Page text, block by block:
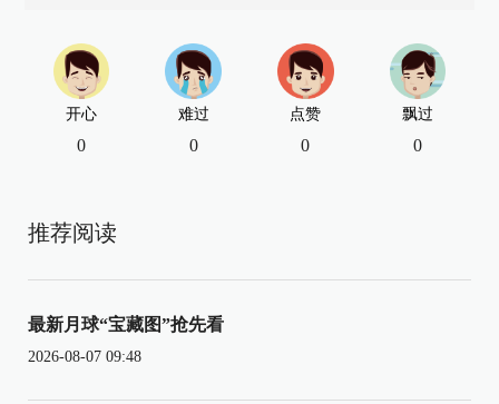
开心
0
难过
0
点赞
0
飘过
0
推荐阅读
最新月球“宝藏图”抢先看
2026-08-07 09:48